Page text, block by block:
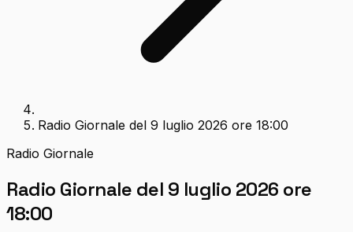
Radio Giornale del 9 luglio 2026 ore 18:00
Radio Giornale
Radio Giornale del 9 luglio 2026 ore
18:00